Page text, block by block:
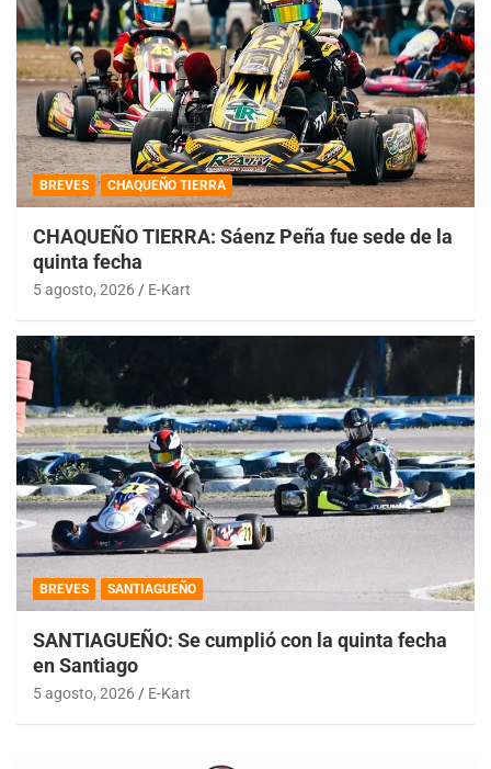
BREVES CHAQUEÑO TIERRA
CHAQUEÑO TIERRA: Sáenz Peña fue sede de la
quinta fecha
5 agosto, 2026 E-Kart
BREVES SANTIAGUEÑO
SANTIAGUEÑO: Se cumplió con la quinta fecha
en Santiago
5 agosto, 2026 E-Kart